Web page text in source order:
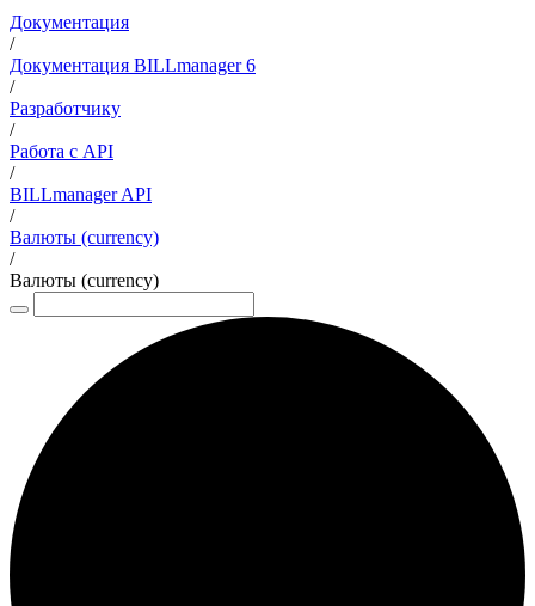
Документация
/
Документация BILLmanager 6
/
Разработчику
/
Работа с API
/
BILLmanager API
/
Валюты (currency)
/
Валюты (currency)